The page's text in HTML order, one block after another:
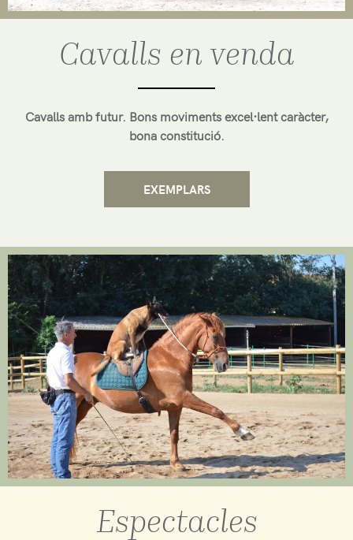
Cavalls en venda
Cavalls amb futur. Bons moviments excel·lent caràcter,
bona constitució.
EXEMPLARS
Espectacles